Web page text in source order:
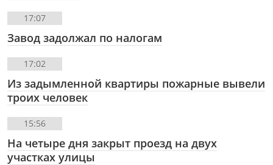
17:07
Завод задолжал по налогам
17:02
Из задымленной квартиры пожарные вывели
троих человек
15:56
На четыре дня закрыт проезд на двух
участках улицы